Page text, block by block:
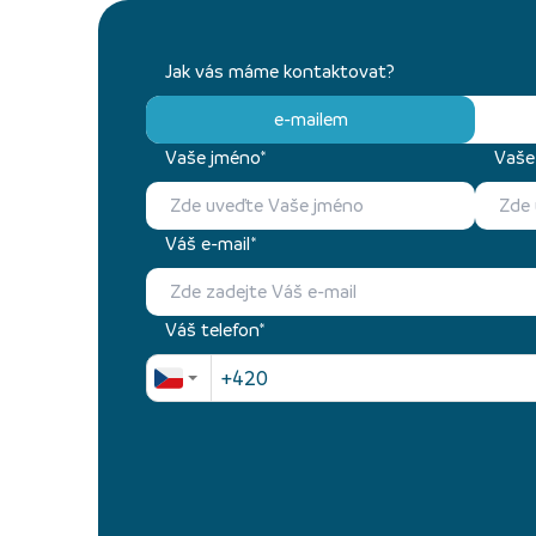
Jak vás máme kontaktovat?
e-mailem
Vaše jméno*
Váš e-mail*
Váš telefon*